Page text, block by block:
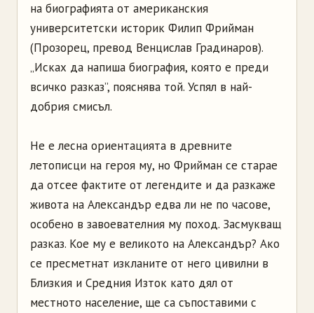
на биографията от американския
университетски историк Филип Фрийман
(Прозорец, превод Венцислав Градинаров).
„Исках да напиша биография, която е преди
всичко разказ”, пояснява той. Успял в най-
добрия смисъл.
Не е лесна ориентацията в древните
летописци на героя му, но Фрийман се старае
да отсее фактите от легендите и да разкаже
живота на Александър едва ли не по часове,
особено в завоевателния му поход. Засмукващ
разказ. Кое му е великото на Александър? Ако
се пресметнат изкланите от него цивилни в
Близкия и Средния Изток като дял от
местното население, ще са съпоставими с